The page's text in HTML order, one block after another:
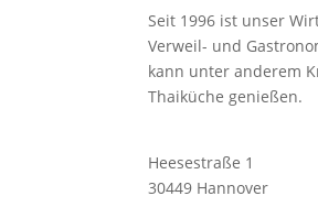
Seit 1996 ist unser
Verweil- und
kann unter anderem
Thaiküche genießen.
Heesestraße 1
30449 Hannover